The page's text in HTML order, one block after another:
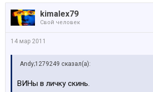
kimalex79
Свой человек
14 мар 2011
Andy;1279249 сказал(а):
ВИНы в личку скинь.